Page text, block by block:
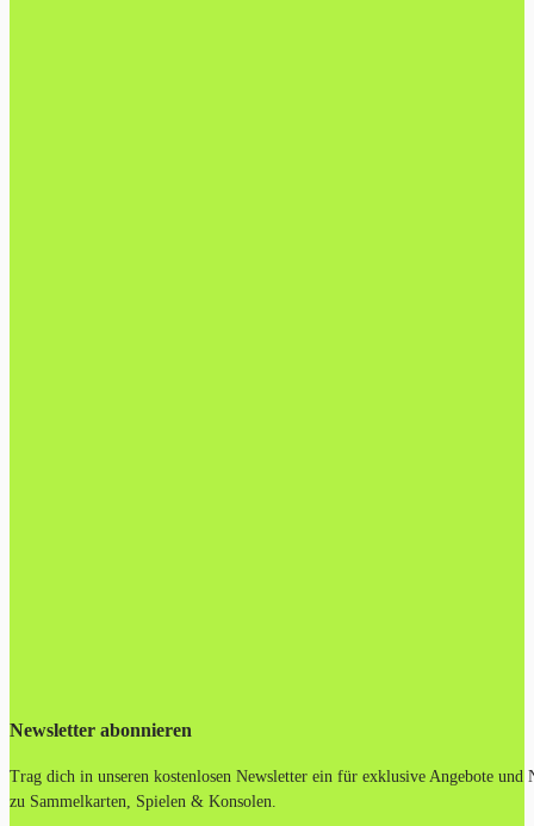
Newsletter abonnieren
Trag dich in unseren kostenlosen Newsletter ein für exklusive Angebote und
zu Sammelkarten, Spielen & Konsolen.